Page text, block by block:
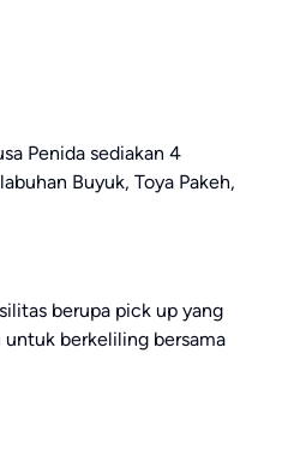
Penida sediakan 4
Buyuk, Toya Pakeh,
berupa pick up yang
berkeliling bersama